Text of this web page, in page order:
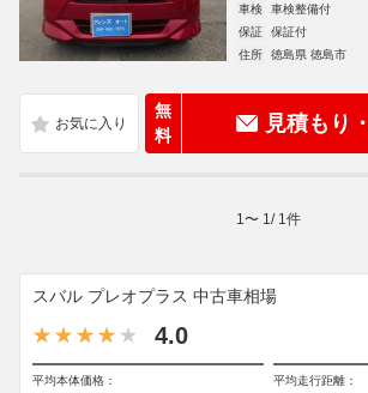
車検
車検整備付
保証
保証付
住所
徳島県 徳島市
無
料
見積もり
1 〜 1 / 1 件
スバル プレオプラス 中古車相場
4.0
平均本体価格： 平均走行距離：